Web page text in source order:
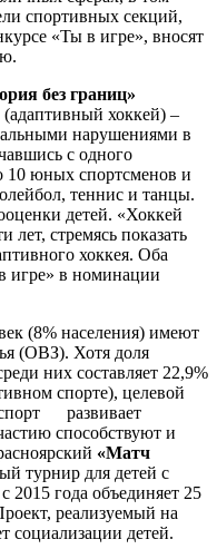
спортивных секций,
«Ты в игре», вносят
без границ»
(адаптивный хоккей) –
нарушениями в
с одного
10 юных спортсменов и
теннис и танцы.
детей. «Хоккей
лет, стремясь показать
хоккея. Оба
игре» в номинации
(8% населения) имеют
(ОВЗ). Хотя доля
них составляет 22,9%
спорте), целевой
развивает
способствуют и
«Матч
турнир для детей с
2015 года объединяет 25
реализуемый на
социализации детей.